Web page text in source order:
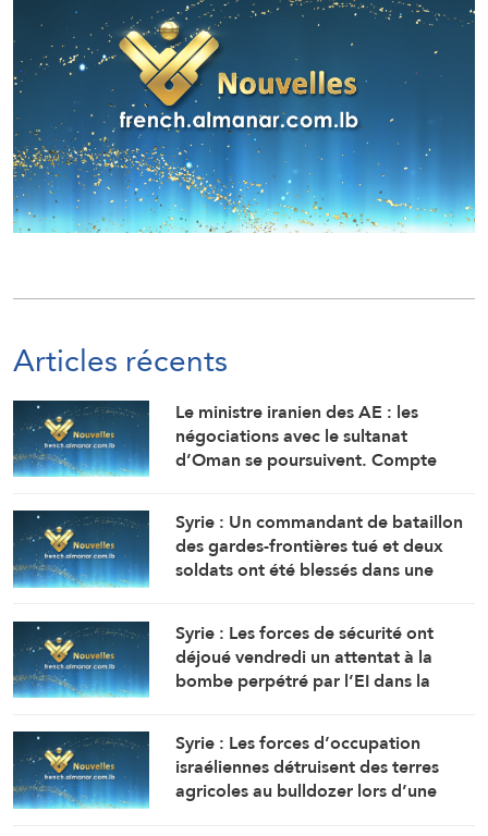
Articles récents
Le ministre iranien des AE : les
négociations avec le sultanat
d’Oman se poursuivent. Compte
travaux sont en cours pour définir
une voie maritime temporaire. Un
accord définitif est imminent.
Syrie : Un commandant de bataillon
des gardes-frontières tué et deux
soldats ont été blessés dans une
nord-ouest du pays.
Syrie : Les forces de sécurité ont
déjoué vendredi un attentat à la
bombe perpétré par l’EI dans la
campagne de Damas.
Syrie : Les forces d’occupation
israéliennes détruisent des terres
agricoles au bulldozer lors d’une